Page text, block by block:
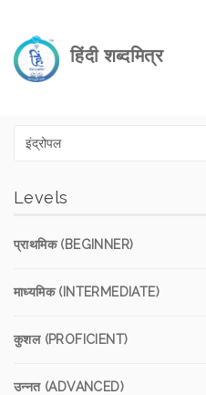
हिंदी शब्दमित्र
Levels
प्राथमिक (BEGINNER)
माध्यमिक (INTERMEDIATE)
कुशल (PROFICIENT)
उन्नत (ADVANCED)